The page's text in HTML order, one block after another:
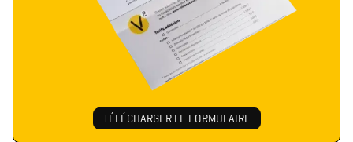
TÉLÉCHARGER LE FORMULAIRE